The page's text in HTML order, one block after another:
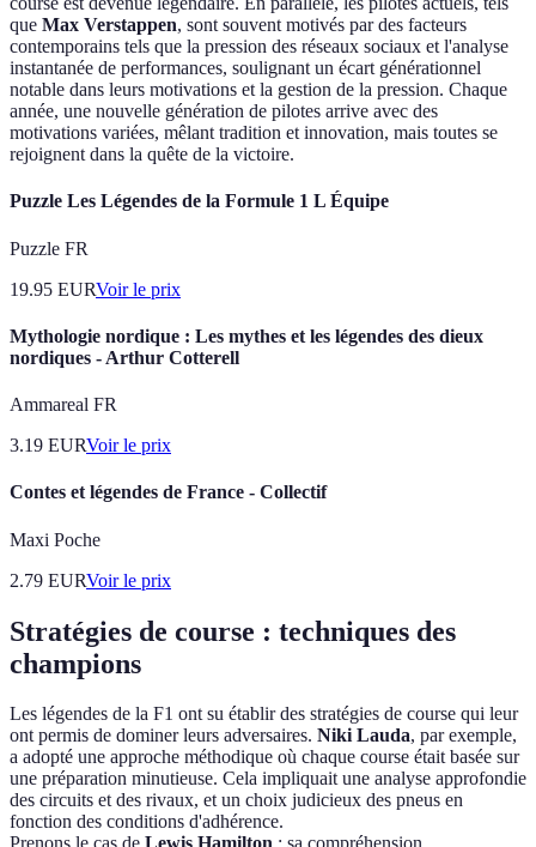
que Max Verstappen, sont souvent motivés par des facteurs
contemporains tels que la pression des réseaux sociaux et l'analyse
instantanée de performances, soulignant un écart générationnel
notable dans leurs motivations et la gestion de la pression. Chaque
année, une nouvelle génération de pilotes arrive avec des
motivations variées, mêlant tradition et innovation, mais toutes se
rejoignent dans la quête de la victoire.
Puzzle Les Légendes de la Formule 1 L Équipe
Puzzle FR
19.95 EURVoir le prix
Mythologie nordique : Les mythes et les légendes des dieux
nordiques - Arthur Cotterell
Ammareal FR
3.19 EURVoir le prix
Contes et légendes de France - Collectif
Maxi Poche
2.79 EURVoir le prix
Stratégies de course : techniques des
champions
Les légendes de la F1 ont su établir des stratégies de course qui leur
ont permis de dominer leurs adversaires. Niki Lauda, par exemple,
a adopté une approche méthodique où chaque course était basée sur
une préparation minutieuse. Cela impliquait une analyse approfondie
des circuits et des rivaux, et un choix judicieux des pneus en
fonction des conditions d'adhérence.